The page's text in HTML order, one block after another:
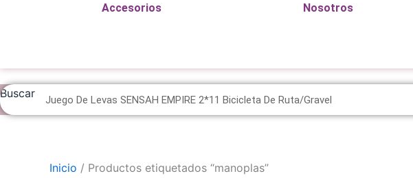
Accesorios Nosotros
Buscar
Inicio / Productos etiquetados “manoplas”